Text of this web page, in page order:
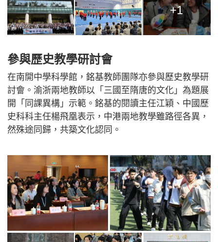
+1
參與歷史教學研討會
在南開中學科學館，銘基教師團隊亦參與歷史教學研
討會。渝浙兩地教師以「三國至隋唐的文化」為題展
開「同課異構」示範。銘基的閱讀主任江穎、中國歷
史科科主任楊飛凰表示，中港兩地教學雖路徑各異，
然殊途同歸，共築文化認同。